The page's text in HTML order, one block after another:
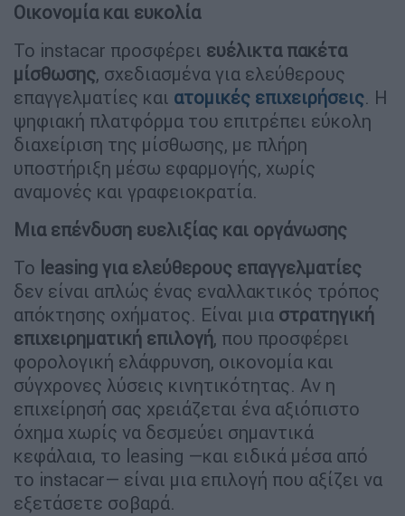
Οικονομία και ευκολία
Το instacar προσφέρει ευέλικτα πακέτα
μίσθωσης, σχεδιασμένα για ελεύθερους
επαγγελματίες και ατομικές επιχειρήσεις. Η
ψηφιακή πλατφόρμα του επιτρέπει εύκολη
διαχείριση της μίσθωσης, με πλήρη
υποστήριξη μέσω εφαρμογής, χωρίς
αναμονές και γραφειοκρατία.
Μια επένδυση ευελιξίας και οργάνωσης
Το leasing για ελεύθερους επαγγελματίες
δεν είναι απλώς ένας εναλλακτικός τρόπος
απόκτησης οχήματος. Είναι μια στρατηγική
επιχειρηματική επιλογή, που προσφέρει
φορολογική ελάφρυνση, οικονομία και
σύγχρονες λύσεις κινητικότητας. Αν η
επιχείρησή σας χρειάζεται ένα αξιόπιστο
όχημα χωρίς να δεσμεύει σημαντικά
κεφάλαια, το leasing —και ειδικά μέσα από
το instacar— είναι μια επιλογή που αξίζει να
εξετάσετε σοβαρά.